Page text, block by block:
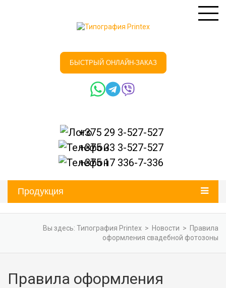
БЫСТРЫЙ ОНЛАЙН-ЗАКАЗ
+375 29 3-527-527
+375 33 3-527-527
+375 17 336-7-336
Продукция
Вы здесь: Типография Printex > Новости > Правила
оформления свадебной фотозоны
Правила оформления